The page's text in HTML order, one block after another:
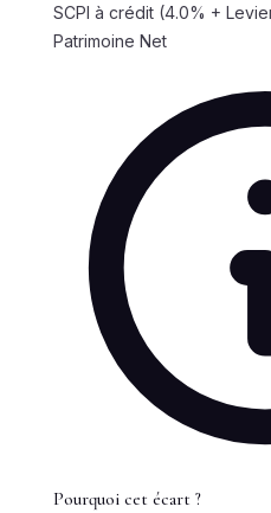
SCPI à crédit (4.0% +
Patrimoine Net
Pourquoi cet écart ?